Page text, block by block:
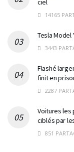
ciel
14165
Tesla Model
3443
Flashé
finit en
2287
Voitures les
ciblés par
851